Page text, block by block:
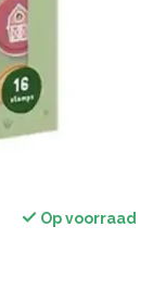
Op voorraad